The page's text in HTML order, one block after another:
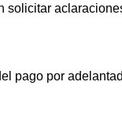
pago por